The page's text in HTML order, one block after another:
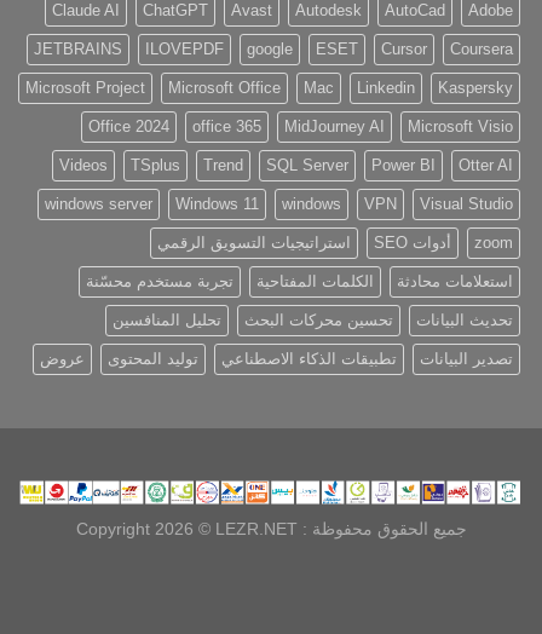
AutoCad
Autodesk
Avast
ChatGPT
Claude AI
Cursor
ESET
google
ILOVEPDF
JETBRAINS
Linkedin
Mac
Microsoft Office
Microsoft Project
Microsoft
MidJourney AI
office 365
Office 2024
Power BI
SQL Server
Trend
TSplus
Videos
Visual
VPN
windows
Windows 11
windows server
أدوات SEO استراتيجيات التسويق الرقمي
محادثة الكلمات المفتاحية تجربة مستخدم محسّنة
البيانات تحسين محركات البحث تحليل المنافسين
البيانات تطبيقات الذكاء الاصطناعي توليد المحتوى عروض
جميع الحقوق محفوظة :Copyright 2026 © LEZR.NET